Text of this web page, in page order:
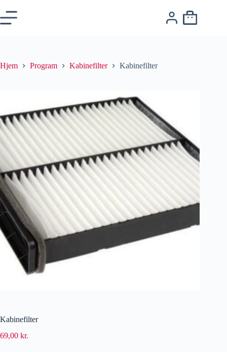
Hjem Program Kabinefilter Kabinefilter
Kabinefilter
69,00 kr.